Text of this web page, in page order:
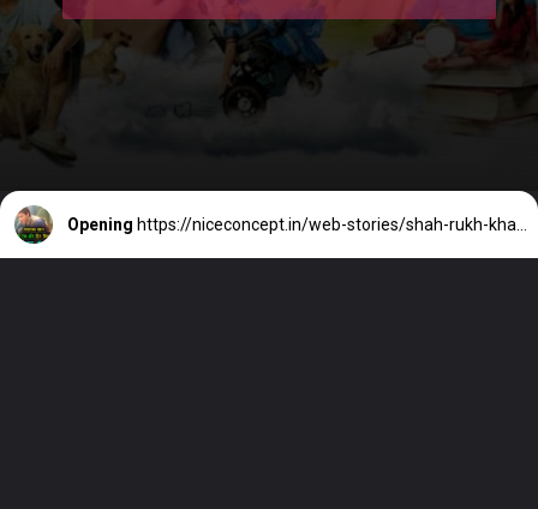
Opening https://niceconcept.in/web-stories/shah-rukh-khan-film-dunki-worldwide-box-office-collection/